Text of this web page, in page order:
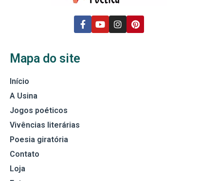
Mapa do site
Início
A Usina
Jogos poéticos
Vivências literárias
Poesia giratória
Contato
Loja